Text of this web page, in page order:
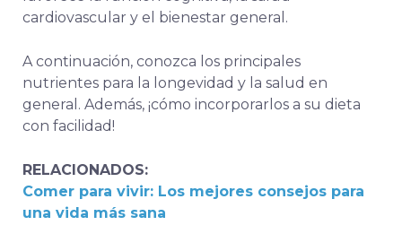
cardiovascular y el bienestar general.
A continuación, conozca los principales
nutrientes para la longevidad y la salud en
general. Además, ¡cómo incorporarlos a su dieta
con facilidad!
RELACIONADOS:
Comer para vivir: Los mejores consejos para
una vida más sana